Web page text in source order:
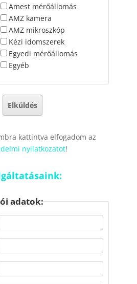
Amest mérőállomás
AMZ kamera
AMZ mikroszkóp
Kézi idomszerek
Egyedi mérőállomás
Egyéb
kattintva elfogadom az
nyilatkozatot!
adatok: